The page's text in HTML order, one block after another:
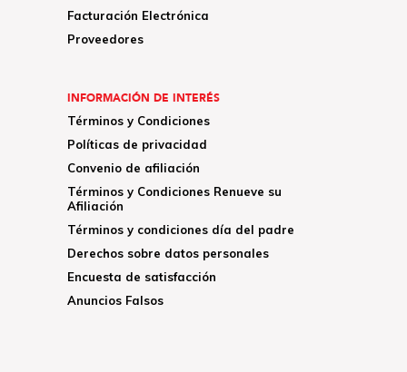
Facturación Electrónica
Proveedores
INFORMACIÓN DE INTERÉS
Términos y Condiciones
Políticas de privacidad
Convenio de afiliación
Términos y Condiciones Renueve su
Afiliación
Términos y condiciones día del padre
Derechos sobre datos personales
Encuesta de satisfacción
Anuncios Falsos